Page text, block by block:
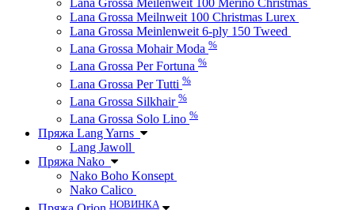
Lana Grossa Meilnweit 100 Christmas Lurex
Lana Grossa Meinlenweit 6-ply 150 Tweed
Lana Grossa Mohair Moda %
Lana Grossa Per Fortuna %
Lana Grossa Per Tutti %
Lana Grossa Silkhair %
Lana Grossa Solo Lino %
Пряжа Lang Yarns
Lang Jawoll
Пряжа Nako
Nako Boho Konsept
Nako Calico
НОВИНКА